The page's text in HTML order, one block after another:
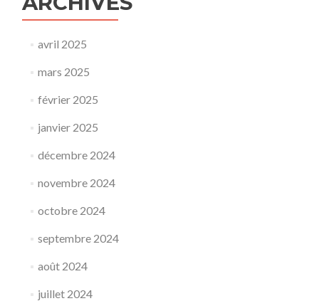
avril 2025
mars 2025
février 2025
janvier 2025
décembre 2024
novembre 2024
octobre 2024
septembre 2024
août 2024
juillet 2024